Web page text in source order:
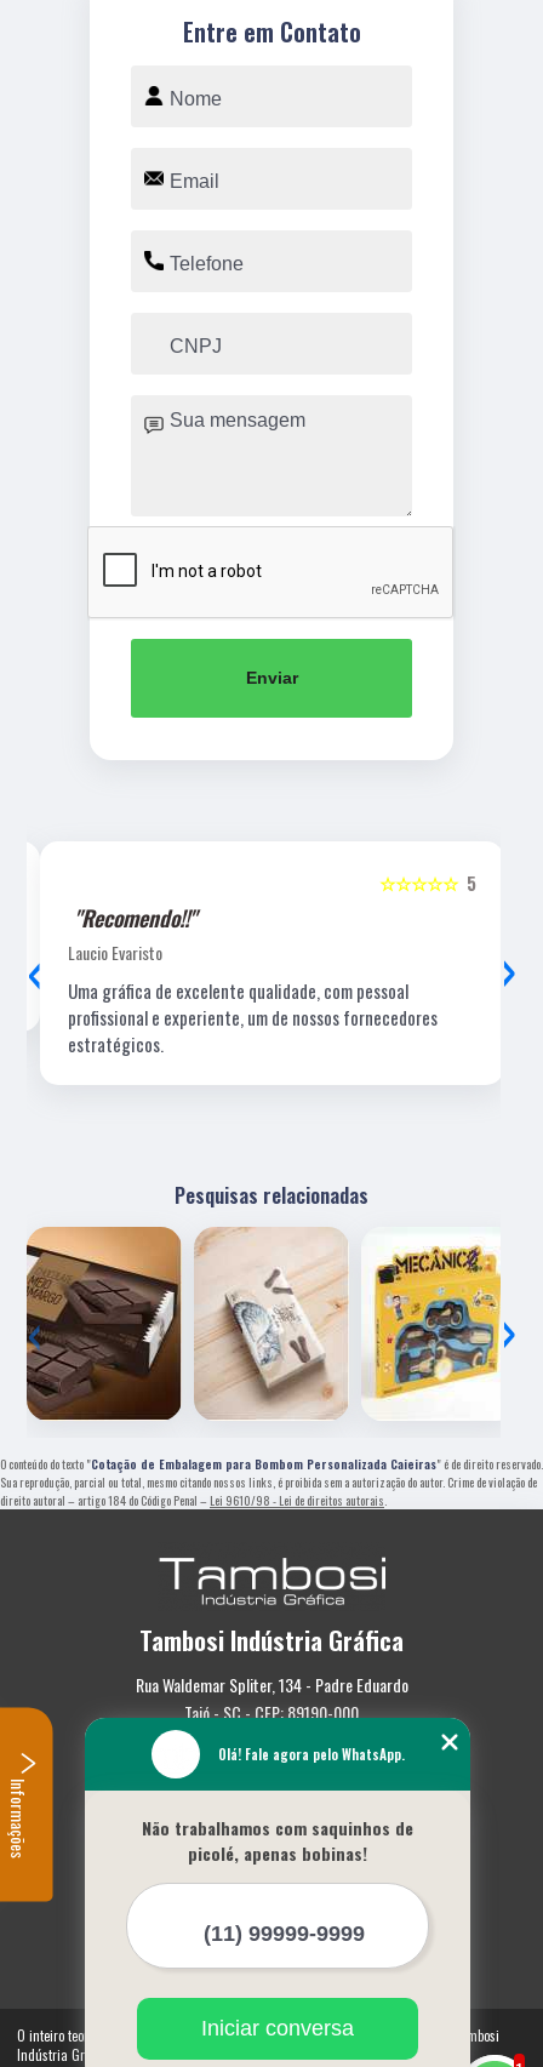
Entre em Contato
Enviar
5
☆☆☆☆☆
"Recomendo!!"
Laucio Evaristo
Uma gráfica de excelente qualidade, com pessoal
profissional e experiente, um de nossos fornecedores
estratégicos.
‹ ›
Pesquisas relacionadas
‹ ›
O conteúdo do texto "Cotação de Embalagem para Bombom Personalizada Caieiras" é de direito reservado.
Sua reprodução, parcial ou total, mesmo citando nossos links, é proibida sem a autorização do autor. Crime de violação de
direito autoral – artigo 184 do Código Penal – Lei 9610/98 - Lei de direitos autorais
Tambosi Indústria Gráfica
Rua Waldemar Spliter, 134 - Padre Eduardo
Taió - SC - CEP: 89190-000
(47) 3562-0587
Empresa
Missão
Serviços
Mapa do site
Mais Serviços
O inteiro teor deste site está sujeito à proteção de direitos autorais. Copyright© Tambosi
Indústria Gráfica (Lei 9610 de 19/02/1998)
Olá! Fale agora pelo WhatsApp.
Não trabalhamos com saquinhos de
picolé, apenas bobinas!
Iniciar conversa
Informações